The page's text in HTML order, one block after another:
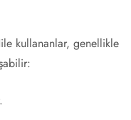
kullananlar, genellikle